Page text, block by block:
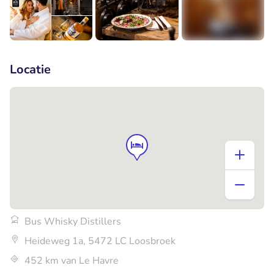
Locatie
Bus Whisky Distillers
Heideweg 1a, 5472 LC Loosbroek
452 km van Le Havre